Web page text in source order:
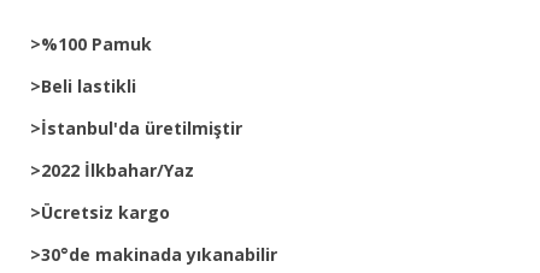
>%100 Pamuk
>Beli lastikli
>İstanbul'da üretilmiştir
>2022 İlkbahar/Yaz
>Ücretsiz kargo
>30°de makinada yıkanabilir